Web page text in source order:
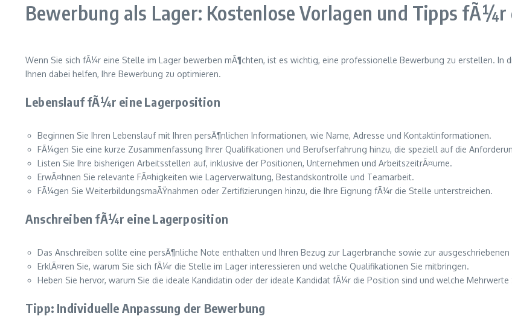
Bewerbung als Lager: Kostenlose Vorlagen und Tipps fÃ¼r
Wenn Sie sich fÃ¼r eine Stelle im Lager bewerben mÃ¶chten, ist es wichtig, eine professionelle Bewerbung zu erstellen.
Ihnen dabei helfen, Ihre Bewerbung zu optimieren.
Lebenslauf fÃ¼r eine Lagerposition
Beginnen Sie Ihren Lebenslauf mit Ihren persÃ¶nlichen Informationen, wie Name, Adresse und Kontaktinformationen.
FÃ¼gen Sie eine kurze Zusammenfassung Ihrer Qualifikationen und Berufserfahrung hinzu, die speziell auf die
Listen Sie Ihre bisherigen Arbeitsstellen auf, inklusive der Positionen, Unternehmen und ArbeitszeitrÃ¤ume.
ErwÃ¤hnen Sie relevante FÃ¤higkeiten wie Lagerverwaltung, Bestandskontrolle und Teamarbeit.
FÃ¼gen Sie WeiterbildungsmaÃŸnahmen oder Zertifizierungen hinzu, die Ihre Eignung fÃ¼r die Stelle unterstreichen.
Anschreiben fÃ¼r eine Lagerposition
Das Anschreiben sollte eine persÃ¶nliche Note enthalten und Ihren Bezug zur Lagerbranche sowie zur
ErklÃ¤ren Sie, warum Sie sich fÃ¼r die Stelle im Lager interessieren und welche Qualifikationen Sie mitbringen.
Heben Sie hervor, warum Sie die ideale Kandidatin oder der ideale Kandidat fÃ¼r die Position sind und welche Mehrwerte
Tipp: Individuelle Anpassung der Bewerbung